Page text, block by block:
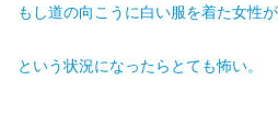
もし道の向こうに白い服を着た女性が
という状況になったらとても怖い。